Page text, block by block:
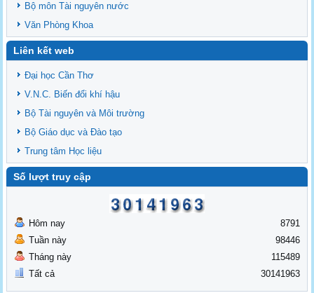
Bộ môn Tài nguyên nước
Văn Phòng Khoa
Liên kết web
Đại học Cần Thơ
V.N.C. Biến đổi khí hậu
Bộ Tài nguyên và Môi trường
Bộ Giáo dục và Đào tạo
Trung tâm Học liệu
Số lượt truy cập
Hôm nay
Tuần này
Tháng này
Tất cả
8791
98446
115489
30141963